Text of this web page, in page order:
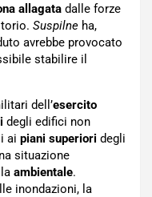
allagata dalle forze
Suspilne ha,
avrebbe provocato
stabilire il
dell’esercito
degli edifici non
ai piani superiori degli
situazione
ambientale.
inondazioni, la